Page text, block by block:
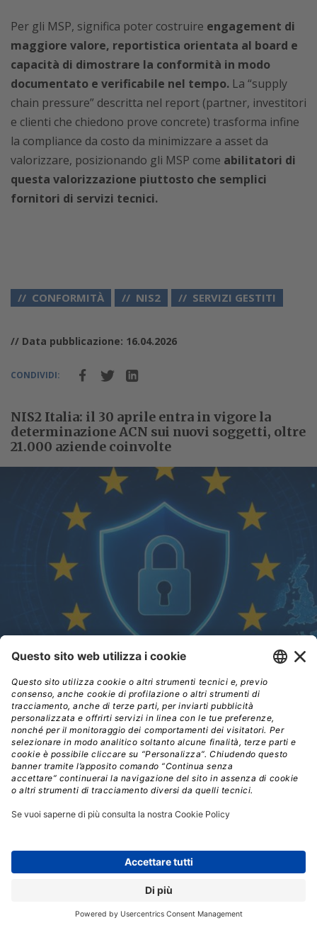
Per gli MSP, significa poter costruire engagement di
maggiore valore, reportistica orientata al board e
capacità di dimostrare la conformità in modo
documentato e verificabile nel tempo. La “supply
chain pressure” descritta nel report (partner, investitori
e clienti che chiedono prove concrete) trasforma infine
la compliance da costo da minimizzare a asset da
valorizzare, posizionando gli MSP come abilitatori di
questa valorizzazione piuttosto che semplici
fornitori di servizi tecnici.
CONFORMITÀ NIS2 SERVIZI GESTITI
// Data pubblicazione: 16.04.2026
CONDIVIDI:
NIS2 Italia: il 30 aprile entra in vigore la
determinazione ACN sui nuovi soggetti, oltre
21.000 aziende coinvolte
L'ACN ha pubblicato le Determinazioni 127434 e 127437
del 13 aprile 2026, aggiornando gli obblighi NIS2 per i
soggetti essenziali e importanti. Dalla categorizzazione
dei servizi al censimento della supply chain ICT, ecco le
novità operative che contano.
FRANCESCO DESTRI
Collaboratore
Francesco segue il mondo della tecnologia dal 1999,
specializzato soprattutto in tecnologia B2B, hardware e
Leggi tutto